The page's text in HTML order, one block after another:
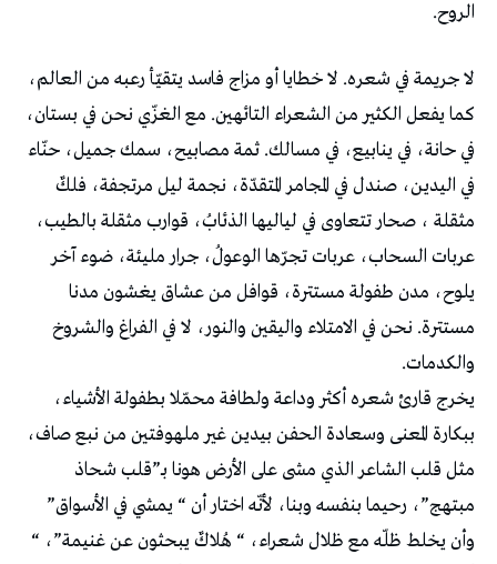
الروح.
لا جريمة في شعره. لا خطايا أو مزاج فاسد يتقيّأ رعبه من العالم،
كما يفعل الكثير من الشعراء التائهين. مع الغزّي نحن في بستان،
في حانة، في ينابيع، في مسالك. ثمة مصابيح، سمك جميل، حنّاء
في اليدين، صندل في المجامر المتقدّة، نجمة ليل مرتجفة، فلكٌ
مثقلة ، صحار تتعاوى في لياليها الذئابُ، قوارب مثقلة بالطيب،
عربات السحاب، عربات تجرّها الوعولُ، جرار مليئة، ضوء آخر
يلوح، مدن طفولة مستترة، قوافل من عشاق يغشون مدنا
مستترة. نحن في الامتلاء واليقين والنور، لا في الفراغ والشروخ
والكدمات.
يخرج قارئ شعره أكثر وداعة ولطافة محمّلا بطفولة الأشياء،
ببكارة المعنى وسعادة الحفن بيدين غير ملهوفتين من نبع صاف،
مثل قلب الشاعر الذي مشى على الأرض هونا بـ”قلب شحاذ
مبتهج”، رحيما بنفسه وبنا، لأنّه اختار أن “ يمشي في الأسواق”
وأن يخلط ظلّه مع ظلال شعراء، “ هُلاكٌ يبحثون عن غنيمة”، “